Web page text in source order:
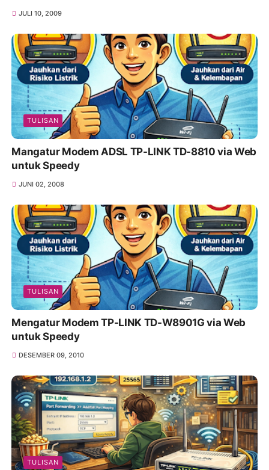
JULI 10, 2009
TULISAN
Mangatur Modem ADSL TP-LINK TD-8810 via Web
untuk Speedy
JUNI 02, 2008
TULISAN
Mengatur Modem TP-LINK TD-W8901G via Web
untuk Speedy
DESEMBER 09, 2010
TULISAN